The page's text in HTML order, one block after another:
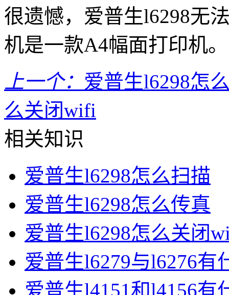
很遗憾，爱普生l6298无
机是一款A4幅面打印机。
上一个： 爱普生l6298怎
么关闭wifi
相关知识
爱普生l6298怎么扫描
爱普生l6298怎么传真
爱普生l6298怎么关闭
爱普生l6279与l6276有
爱普生l4151和l4156有